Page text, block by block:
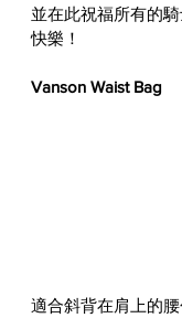
並在此祝福所有的
快樂！
Vanson Waist Bag
適合斜背在肩上的